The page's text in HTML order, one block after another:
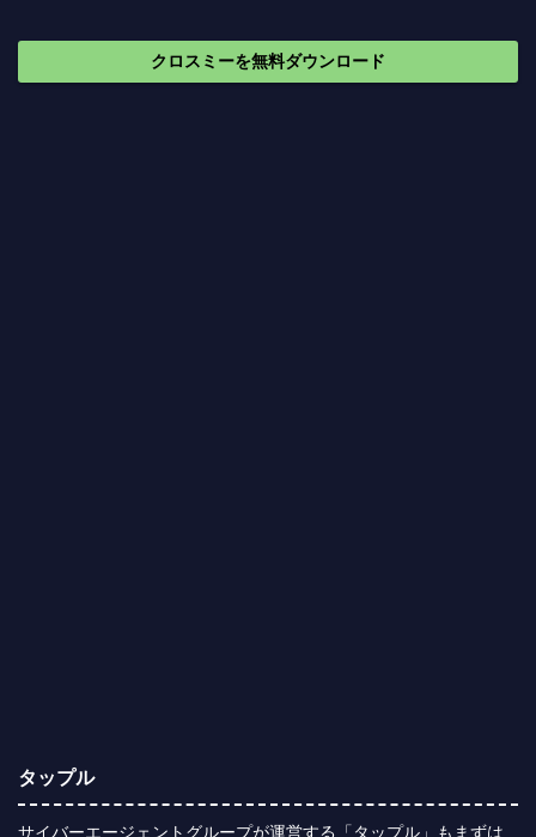
クロスミーを無料ダウンロード
タップル
サイバーエージェントグループが運営する「タップル」もまずは